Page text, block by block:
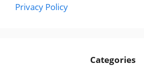
Privacy Policy
Categories